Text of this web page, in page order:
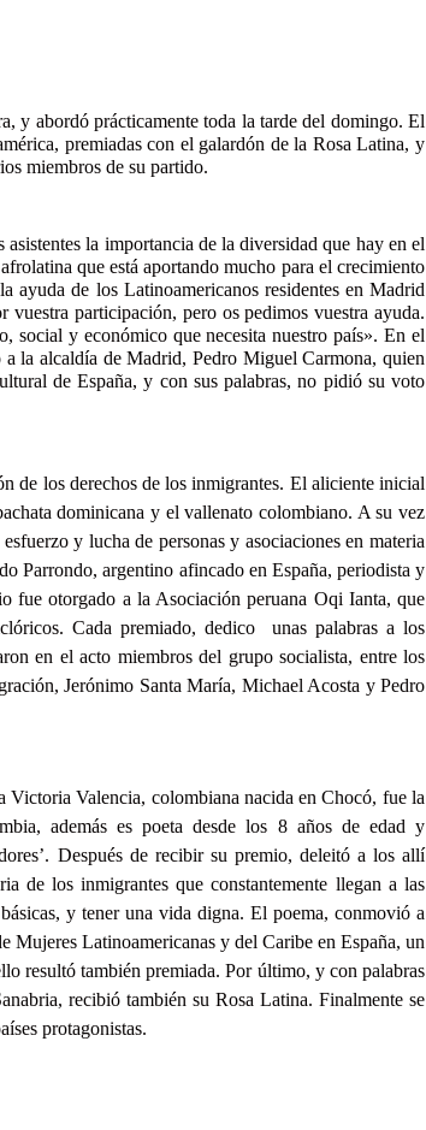
y abordó prácticamente toda la tarde del domingo. El
premiadas con el galardón de la Rosa Latina, y
miembros de su partido.
la importancia de la diversidad que hay en el
que está aportando mucho para el crecimiento
ayuda de los Latinoamericanos residentes en Madrid
vuestra participación, pero os pedimos vuestra ayuda.
social y económico que necesita nuestro país». En el
la alcaldía de Madrid, Pedro Miguel Carmona, quien
de España, y con sus palabras, no pidió su voto
de los derechos de los inmigrantes. El aliciente inicial
dominicana y el vallenato colombiano. A su vez
y lucha de personas y asociaciones en materia
Parrondo, argentino afincado en España, periodista y
fue otorgado a la Asociación peruana Oqi Ianta, que
Cada premiado, dedico unas palabras a los
en el acto miembros del grupo socialista, entre los
Jerónimo Santa María, Michael Acosta y Pedro
Valencia, colombiana nacida en Chocó, fue la
además es poeta desde los 8 años de edad y
Después de recibir su premio, deleitó a los allí
de los inmigrantes que constantemente llegan a las
y tener una vida digna. El poema, conmovió a
Mujeres Latinoamericanas y del Caribe en España, un
resultó también premiada. Por último, y con palabras
recibió también su Rosa Latina. Finalmente se
protagonistas.